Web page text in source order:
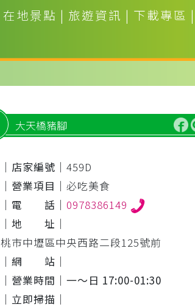
在地景點 | 旅遊資訊 | 下載專區 |
大天橋豬腳
｜店家編號｜ 459D
｜營業項目｜ 必吃美食
｜電 話｜ 0978386149
｜地 址｜
桃市中壢區中央西路二段125號前
｜網 站｜
｜營業時間｜ 一～日 17:00-01:30
｜立即掃描｜